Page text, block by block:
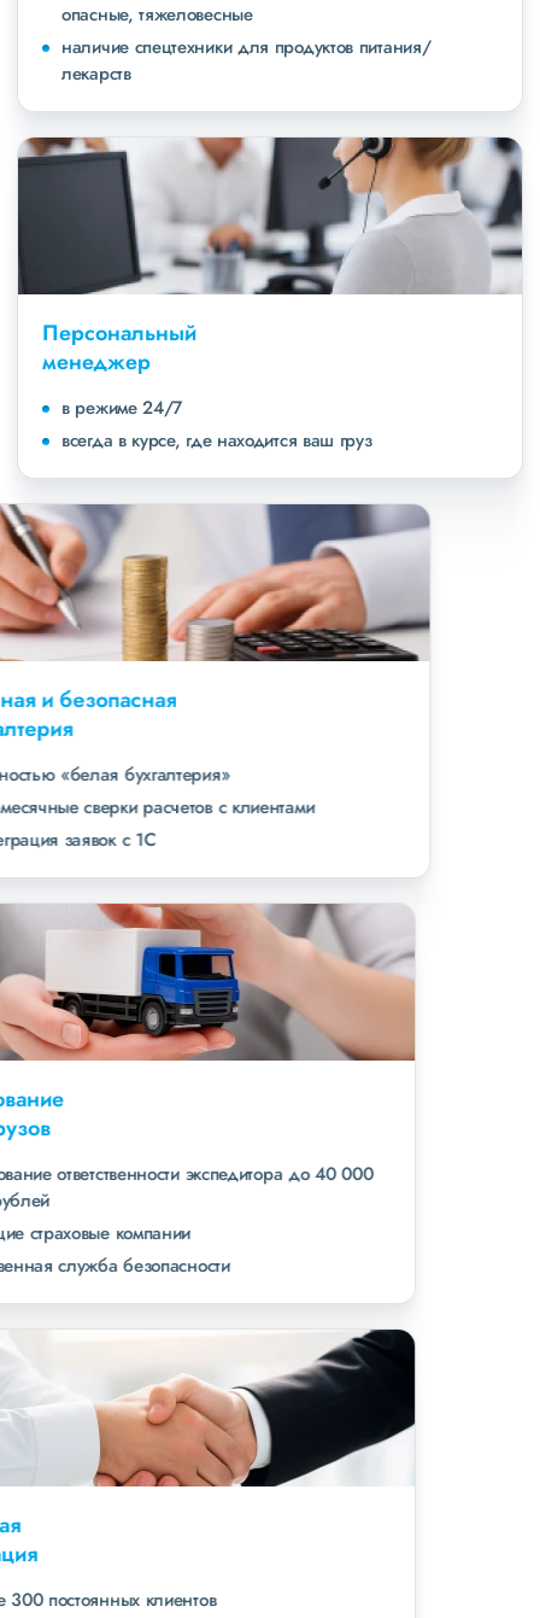
опасные, тяжеловесные
наличие спецтехники для продуктов питания/
лекарств
Персональный
менеджер
в режиме 24/7
всегда в курсе, где находится ваш груз
Удобная и безопасная
бухгалтерия
полностью «белая бухгалтерия»
ежемесячные сверки расчетов с клиентами
интеграция заявок с 1С
Страхование
всех грузов
страхование ответственности экспедитора до 40 000
ведущие страховые компании
собственная служба безопасности
свыше 300 постоянных клиентов